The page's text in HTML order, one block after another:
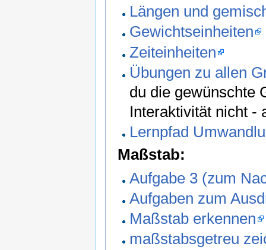
Längen und
Gewichtseinheiten
Zeiteinheiten
Übungen zu allen
du die gewünschte
Interaktivität nicht -
Lernpfad
Maßstab:
Aufgabe 3 (zum
Aufgaben zum
Maßstab erkennen
maßstabsgetreu